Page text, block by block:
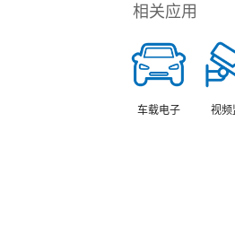
相关应用
车载电子 视